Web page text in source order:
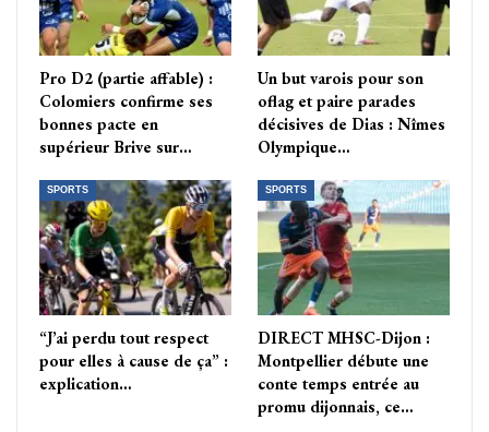
Pro D2 (partie affable) :
Colomiers confirme ses
bonnes pacte en
supérieur Brive sur…
Un but varois pour son
oflag et paire parades
décisives de Dias : Nîmes
Olympique…
SPORTS
“J’ai perdu tout respect
pour elles à cause de ça” :
explication…
SPORTS
DIRECT MHSC-Dijon :
Montpellier débute une
conte temps entrée au
promu dijonnais, ce…